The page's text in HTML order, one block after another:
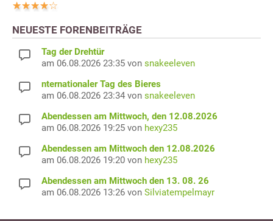
NEUESTE FORENBEITRÄGE
Tag der Drehtür
am 06.08.2026 23:35 von snakeeleven
nternationaler Tag des Bieres
am 06.08.2026 23:34 von snakeeleven
Abendessen am Mittwoch, den 12.08.2026
am 06.08.2026 19:25 von hexy235
Abendessen am Mittwoch den 12.08.2026
am 06.08.2026 19:20 von hexy235
Abendessen am Mittwoch den 13. 08. 26
am 06.08.2026 13:26 von Silviatempelmayr